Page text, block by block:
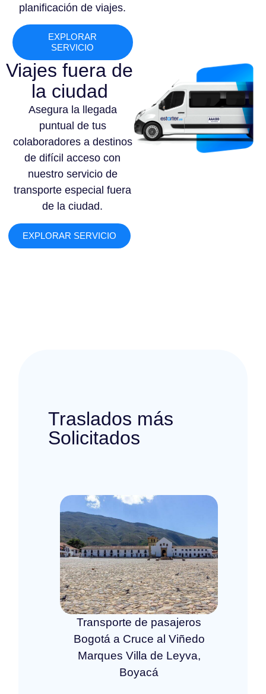
planificación de viajes.
EXPLORAR
SERVICIO
Viajes fuera de
la ciudad
Asegura la llegada
puntual de tus
colaboradores a destinos
de difícil acceso con
nuestro servicio de
transporte especial fuera
de la ciudad.
EXPLORAR SERVICIO
Traslados más
Solicitados
Transporte de pasajeros
Bogotá a Cruce al Viñedo
Marques Villa de Leyva,
Boyacá